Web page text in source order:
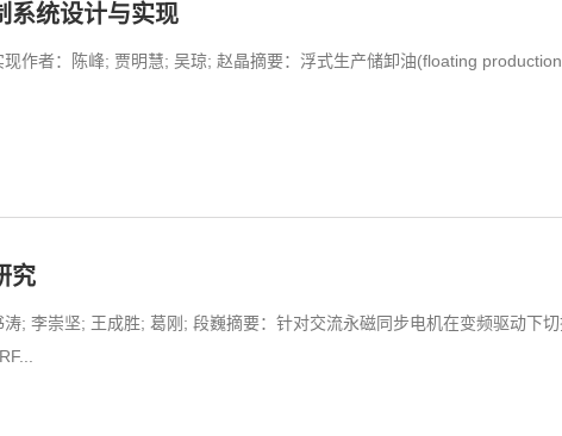
系统设计与实现
作者：陈峰; 贾明慧; 吴琼; 赵晶摘要：浮式生产储卸油(floating
究
; 李崇坚; 王成胜; 葛刚; 段巍摘要：针对交流永磁同步电机在变频驱动下